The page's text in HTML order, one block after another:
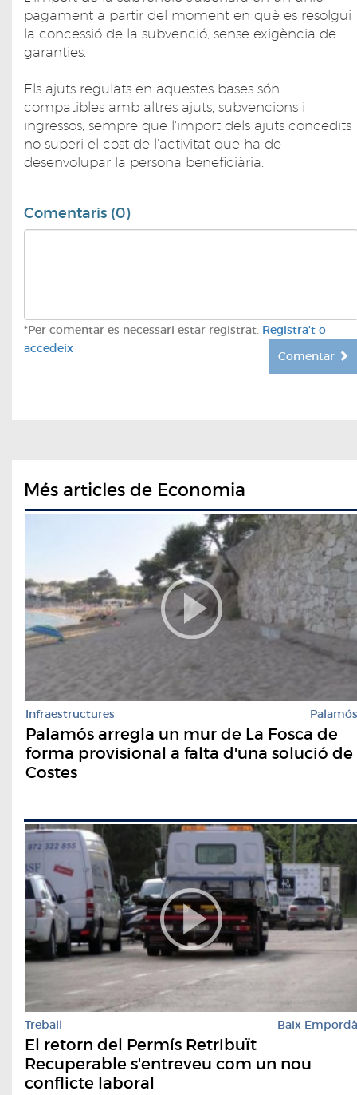
pagament a partir del moment en què es resolgui
la concessió de la subvenció, sense exigència de
garanties.
Els ajuts regulats en aquestes bases són
compatibles amb altres ajuts, subvencions i
ingressos, sempre que l'import dels ajuts concedits
no superi el cost de l'activitat que ha de
desenvolupar la persona beneficiària.
Comentaris (0)
*Per comentar es necessari estar registrat. Registra't o
accedeix
Comentar
Més articles de Economia
Infraestructures Palamós
Palamós arregla un mur de La Fosca de
forma provisional a falta d'una solució de
Costes
Treball Baix Empordà
El retorn del Permís Retribuït
Recuperable s'entreveu com un nou
conflicte laboral